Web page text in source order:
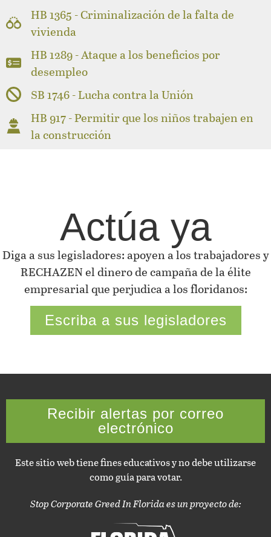
HB 1365 - Criminalización de la falta de
vivienda
HB 1289 - Ataque a los beneficios por
desempleo
SB 1746 - Lucha contra la Unión
HB 917 - Permitir que los niños trabajen en
la construcción
Actúa ya
Diga a sus legisladores: apoyen a los trabajadores y
RECHAZEN el dinero de campaña de la élite
empresarial que perjudica a los floridanos:
Escriba a sus legisladores
Recibir alertas por correo
electrónico
Este sitio web tiene fines educativos y no debe utilizarse
como guía para votar.
Stop Corporate Greed In Florida es un proyecto de: